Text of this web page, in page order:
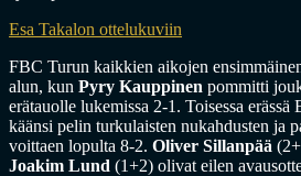
Esa Takalon ottelukuviin
FBC Turun kaikkien aikojen
alun, kun Pyry Kauppinen pommitti
erätauolle lukemissa 2-1. Toisessa
käänsi pelin turkulaisten nukahdusten ja
voittaen lopulta 8-2. Oliver Sillanpää
Joakim Lund (1+2) olivat eilen